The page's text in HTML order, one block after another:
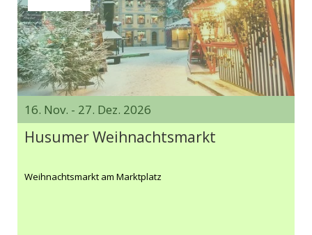
16. Nov. - 27. Dez. 2026
Husumer Weihnachtsmarkt
Weihnachtsmarkt am Marktplatz